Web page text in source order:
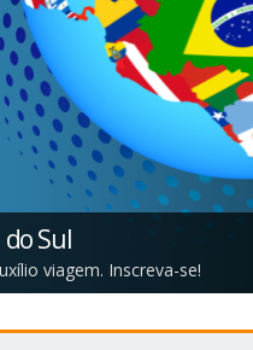
Sul
viagem. Inscreva-se!